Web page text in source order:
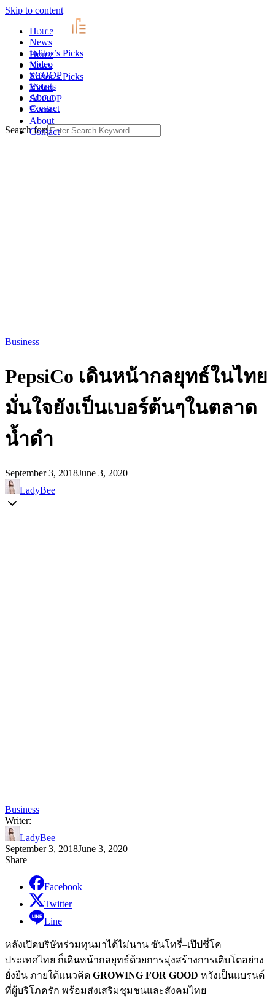
Skip to content
Home
News
Editor’s Picks
Video
SCOOP
Events
About
Contact
Home
News
Editor’s Picks
Video
SCOOP
Events
About
Contact
Search for:
Business
PepsiCo เดินหน้ากลยุทธ์ในไทย
มั่นใจยังเป็นเบอร์ต้นๆในตลาด
น้ำดำ
September 3, 2018June 3, 2020
LadyBee
Business
Writer:
LadyBee
September 3, 2018June 3, 2020
Share
Facebook
Twitter
Line
หลังเปิดบริษัทร่วมทุนมาได้ไม่นาน ซันโทรี่–เป๊ปซี่โค
ประเทศไทย ก็เดินหน้ากลยุทธ์ด้วยการมุ่งสร้างการเติบโตอย่าง
ยั่งยืน ภายใต้แนวคิด GROWING FOR GOOD หวังเป็นแบรนด์
ที่ผู้บริโภครัก พร้อมส่งเสริมชุมชนและสังคมไทย